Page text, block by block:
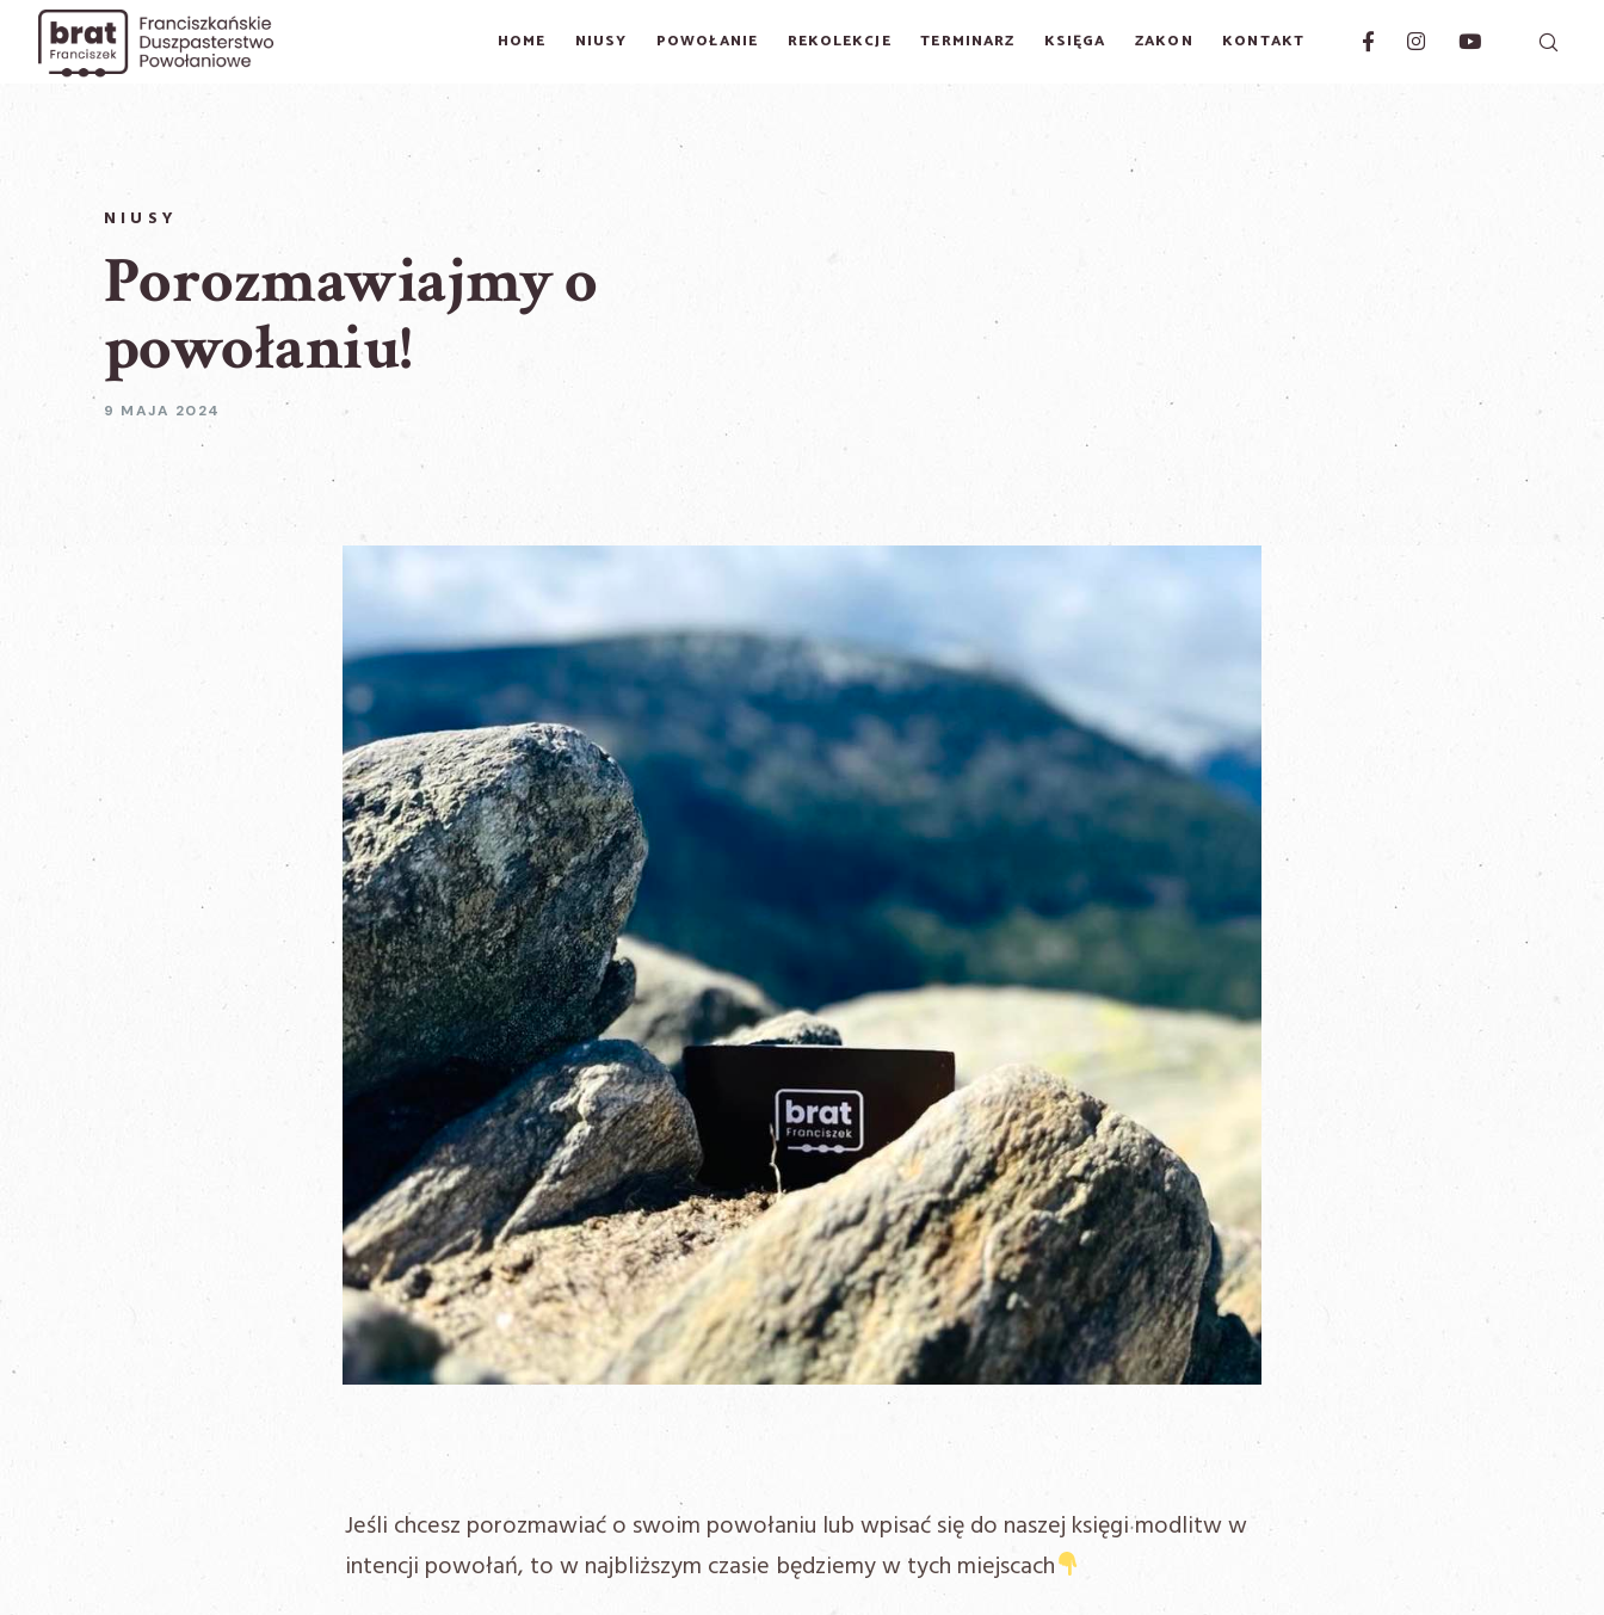
HOME NIUSY POWOŁANIE REKOLEKCJE TERMINARZ KSIĘGA ZAKON KONTAKT
NIUSY
Porozmawiajmy o
powołaniu!
9 MAJA 2024
Jeśli chcesz porozmawiać o swoim powołaniu lub wpisać się do naszej księgi modlitw w
intencji powołań, to w najbliższym czasie będziemy w tych miejscach